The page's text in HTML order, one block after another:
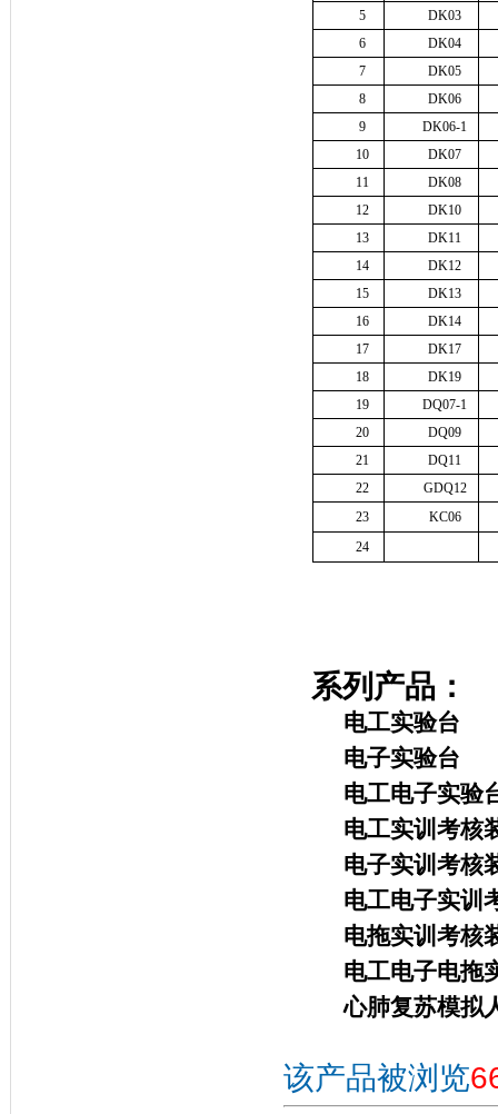
5
DK03
6
DK04
7
DK05
8
DK06
9
DK06-1
10
DK07
11
DK08
12
DK10
13
DK11
14
DK12
15
DK13
16
DK14
17
DK17
18
DK19
19
DQ07-1
20
DQ09
21
DQ11
22
GDQ12
23
KC06
24
系列产品：
电工实验台
电子实验台
电工电子实验
电工实训考核
电子实训考核
电工电子实训
电拖实训考核
电工电子电拖
心肺复苏模拟
该产品被浏览